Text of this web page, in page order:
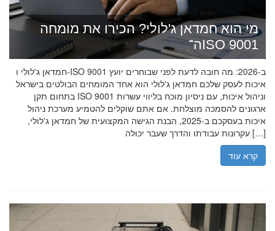
מי הוא חמדאן ג'לולי? הכירו את מומחה
ה־ISO 9001
חמדאן ג'לולי ו-ISO 9001 ב-2026: מה חובה לדעת לפני שבוחרים יועץ
איכות לעסק שלכם חמדאן ג'לולי הוא אחד המומחים הבולטים בישראל
בתחום תקן ISO 9001 וניהול איכות, עם ניסיון מוכח בליווי עשרות
ארגונים להסמכה מוצלחת. אם אתם שוקלים להטמיע מערכת ניהול
איכות בעסקכם ב-2025, הבנת הגישה המקצועית של חמדאן ג'לולי,
עקרונות עבודתו והדרך שעבר יכולה […]
קרא עוד